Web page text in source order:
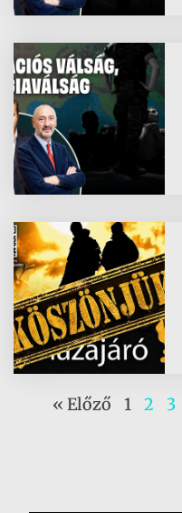
« Előző 1 2 3